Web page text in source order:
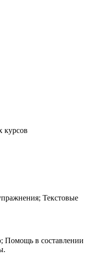
курсов
Текстовые
Помощь в составлении